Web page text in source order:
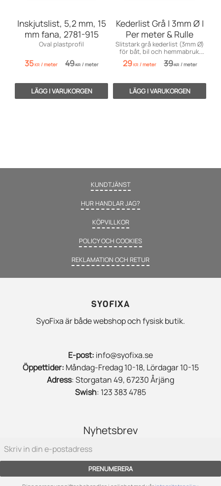
Inskjutslist, 5,2 mm, 15
mm fana, 2781-915
Oval plastprofil
35KR /meter 49KR /meter
Kederlist Grå | 3mm Ø |
Per meter & Rulle
Slitstark grå kederlist (3mm Ø)
för båt, bil och hemmabruk.
Flexibel och enkel att sy.
29KR /meter 39KR /meter
KUNDTJÄNST
HUR HANDLAR JAG?
KÖPVILLKOR
POLICY OCH COOKIES
REKLAMATION OCH RETUR
SYOFIXA
SyoFixa är både webshop och fysisk butik.
E-post: info@syofixa.se
Öppettider: Måndag-Fredag 10-18, Lördagar 10-15
Adress: Storgatan 49, 67230 Årjäng
Swish: 123 383 4785
Nyhetsbrev
PRENUMERERA